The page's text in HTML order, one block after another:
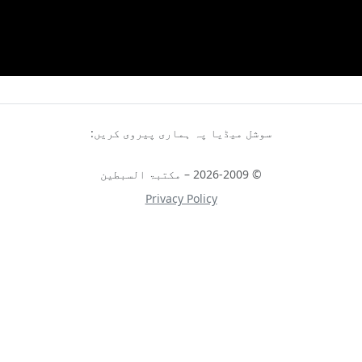
سوشل میڈیا پہ ہماری پیروی کریں:
Privacy Policy